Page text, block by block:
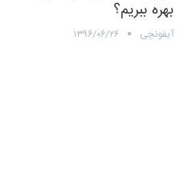
بهره ببریم؟
آیفونچی ۱۳۹۶/۰۶/۲۶